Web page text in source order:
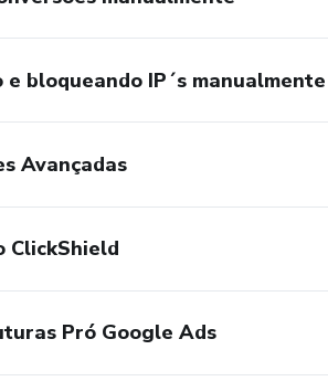
bloqueando IP´s manualmente
Avançadas
ClickShield
Pró Google Ads